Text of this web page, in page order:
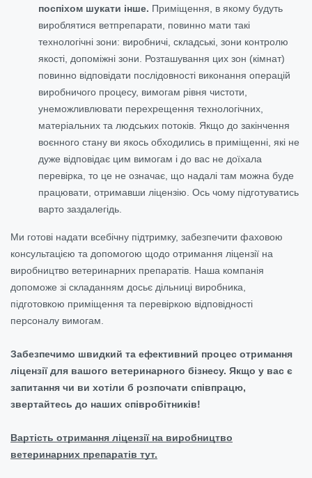
поспіхом шукати інше. Приміщення, в якому будуть
вироблятися ветпрепарати, повинно мати такі
технологічні зони: виробничі, складські, зони контролю
якості, допоміжні зони. Розташування цих зон (кімнат)
повинно відповідати послідовності виконання операцій
виробничого процесу, вимогам рівня чистоти,
унеможливлювати перехрещення технологічних,
матеріальних та людських потоків. Якщо до закінчення
воєнного стану ви якось обходились в приміщенні, які не
дуже відповідає цим вимогам і до вас не доїхала
перевірка, то це не означає, що надалі там можна буде
працювати, отримавши ліцензію. Ось чому підготуватись
варто заздалегідь.
Ми готові надати всебічну підтримку, забезпечити фаховою
консультацією та допомогою щодо отримання ліцензії на
виробництво ветеринарних препаратів. Наша компанія
допоможе зі складанням досьє дільниці виробника,
підготовкою приміщення та перевіркою відповідності
персоналу вимогам.
Забезпечимо швидкий та ефективний процес отримання
ліцензії для вашого ветеринарного бізнесу. Якщо у вас є
запитання чи ви хотіли б розпочати співпрацю,
звертайтесь до наших співробітників!
Вартість отримання ліцензії на виробництво
ветеринарних препаратів тут.